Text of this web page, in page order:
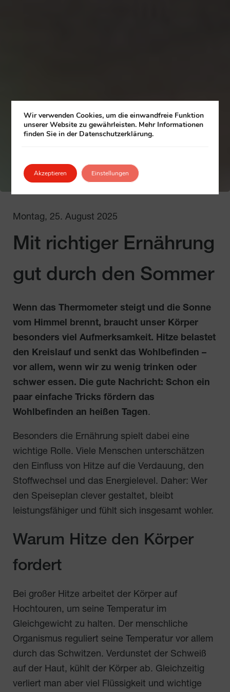
Montag, 25. August 2025
Mit richtiger Ernährung
gut durch den Sommer
Wenn das Thermometer steigt und die Sonne
vom Himmel brennt, braucht unser Körper
besonders viel Aufmerksamkeit. Hitze belastet
den Kreislauf und senkt das Wohlbefinden –
vor allem, wenn wir zu wenig trinken oder
schwer essen. Die gute Nachricht: Schon ein
paar einfache Tricks fördern das
Wohlbefinden an heißen Tagen.
Besonders die Ernährung spielt dabei eine
wichtige Rolle. Viele Menschen unterschätzen
den Einfluss von Hitze auf die Verdauung, den
Stoffwechsel und das Energielevel. Daher: Wer
den Speiseplan clever gestaltet, bleibt
leistungsfähiger und fühlt sich insgesamt wohler.
Warum Hitze den Körper
fordert
Bei großer Hitze arbeitet der Körper auf
Hochtouren, um seine Temperatur im
Gleichgewicht zu halten. Der menschliche
Organismus reguliert seine Temperatur vor allem
durch das Schwitzen. Verdunstet der Schweiß
auf der Haut, kühlt der Körper ab. Gleichzeitig
verliert man aber viel Flüssigkeit und wichtige
Wir verwenden Cookies, um die einwandfreie Funktion
unserer Website zu gewährleisten. Mehr Informationen
finden Sie in der Datenschutzerklärung.
Akzeptieren Einstellungen